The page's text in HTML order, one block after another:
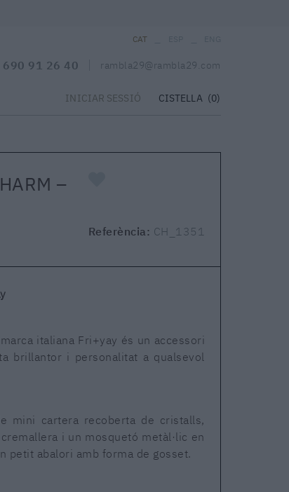
CAT
690 91 26 40 rambla29@rambla29.com
INICIAR SESSIÓ CISTELLA (0)
–
Referència: CH_1351
italiana Fri+yay és un accessori
brillantor i personalitat a qualsevol
mini cartera recoberta de cristalls,
i un mosquetó metàl·lic en
petit abalori amb forma de gosset.